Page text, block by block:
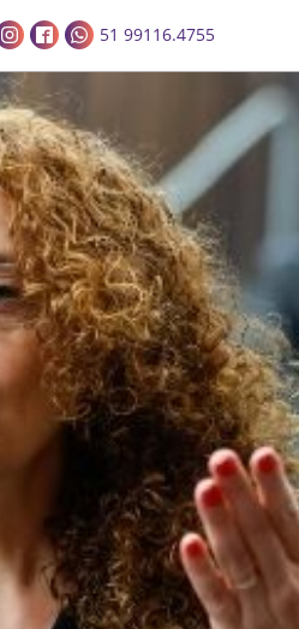
51 99116.4755